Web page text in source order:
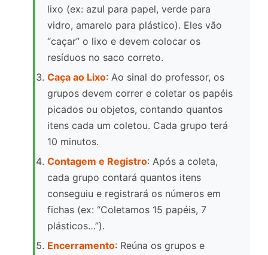
lixo (ex: azul para papel, verde para
vidro, amarelo para plástico). Eles vão
“caçar” o lixo e devem colocar os
resíduos no saco correto.
Caça ao Lixo: Ao sinal do professor, os
grupos devem correr e coletar os papéis
picados ou objetos, contando quantos
itens cada um coletou. Cada grupo terá
10 minutos.
Contagem e Registro: Após a coleta,
cada grupo contará quantos itens
conseguiu e registrará os números em
fichas (ex: “Coletamos 15 papéis, 7
plásticos…”).
Encerramento: Reúna os grupos e